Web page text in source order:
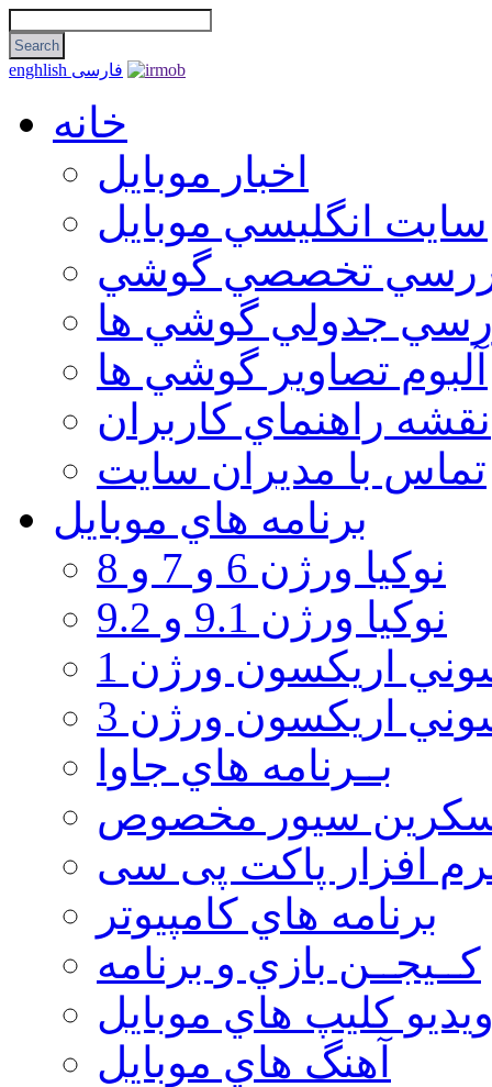
enghlish فارسی
خانه
اخبار موبایل
سايت انگليسي موبايل
تخصصي گوشي
جدولي گوشي ها
آلبوم تصاوير گوشي ها
نقشه راهنماي كاربران
تماس با مديران سايت
برنامه هاي موبايل
نوکیا ورژن 6 و 7 و 8
نوکیا ورژن 9.1 و 9.2
اريكسون ورژن 1
اريكسون ورژن 3
بــرنامه هاي جاوا
سيور مخصوص
افزار پاکت پی سی
برنامه هاي كامپيوتر
كــيجــن بازي و برنامه
كليپ هاي موبايل
آهنگ هاي موبايل